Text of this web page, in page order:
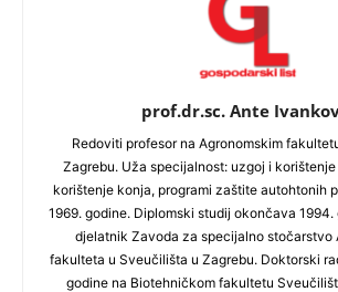
prof.dr.sc. Ante
Redoviti profesor na Agronomskim
Zagrebu. Uža specijalnost: uzgoj i
korištenje konja, programi zaštite autohtonih
1969. godine. Diplomski studij okončava
djelatnik Zavoda za specijalno stočarstvo
fakulteta u Sveučilišta u Zagrebu. Doktorski
godine na Biotehničkom fakultetu